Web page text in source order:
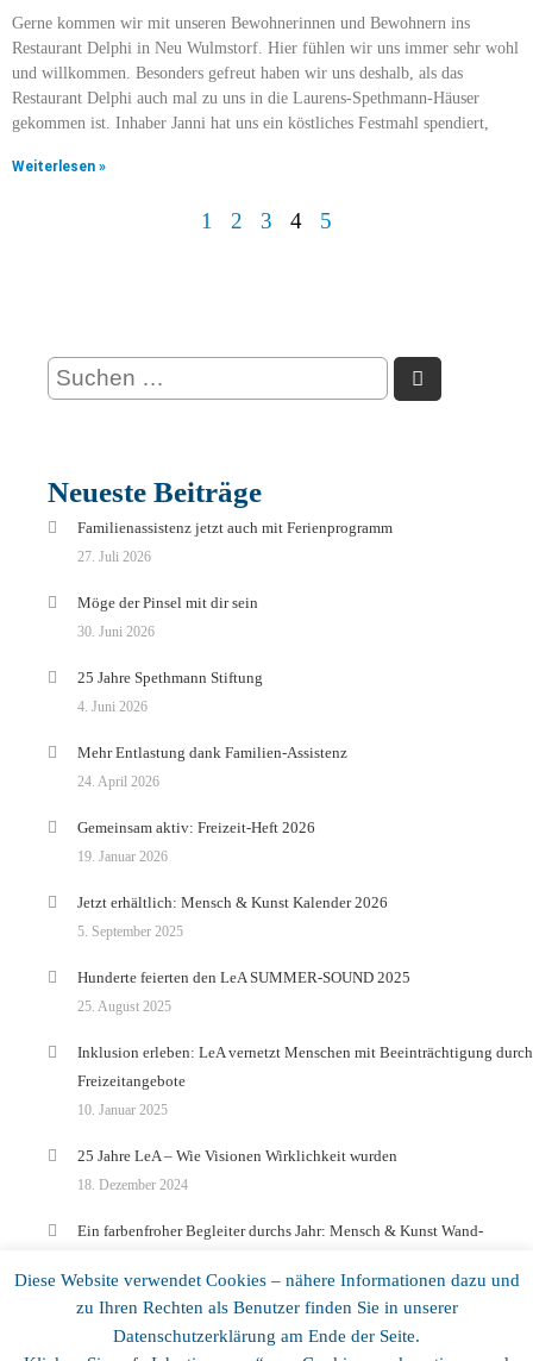
Gerne kommen wir mit unseren Bewohnerinnen und Bewohnern ins
Restaurant Delphi in Neu Wulmstorf. Hier fühlen wir uns immer sehr wohl
und willkommen. Besonders gefreut haben wir uns deshalb, als das
Restaurant Delphi auch mal zu uns in die Laurens-Spethmann-Häuser
gekommen ist. Inhaber Janni hat uns ein köstliches Festmahl spendiert,
Weiterlesen »
1 2 3 4 5
Neueste Beiträge
Familienassistenz jetzt auch mit Ferienprogramm
27. Juli 2026
Möge der Pinsel mit dir sein
30. Juni 2026
25 Jahre Spethmann Stiftung
4. Juni 2026
Mehr Entlastung dank Familien-Assistenz
24. April 2026
Gemeinsam aktiv: Freizeit-Heft 2026
19. Januar 2026
Jetzt erhältlich: Mensch & Kunst Kalender 2026
5. September 2025
Hunderte feierten den LeA SUMMER-SOUND 2025
25. August 2025
Inklusion erleben: LeA vernetzt Menschen mit Beeinträchtigung durch
Freizeitangebote
10. Januar 2025
25 Jahre LeA – Wie Visionen Wirklichkeit wurden
18. Dezember 2024
Ein farbenfroher Begleiter durchs Jahr: Mensch & Kunst Wand-
7. November 2024
Copyright © 2025 LeA Verein
Diese Website verwendet Cookies – nähere Informationen dazu und
zu Ihren Rechten als Benutzer finden Sie in unserer
Datenschutzerklärung am Ende der Seite.